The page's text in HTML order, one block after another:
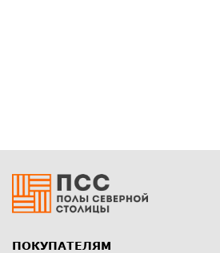
ПОКУПАТЕЛЯМ